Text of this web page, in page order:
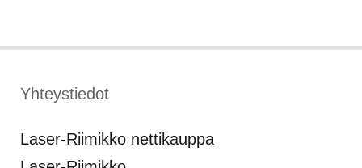
Yhteystiedot
Laser-Riimikko nettikauppa